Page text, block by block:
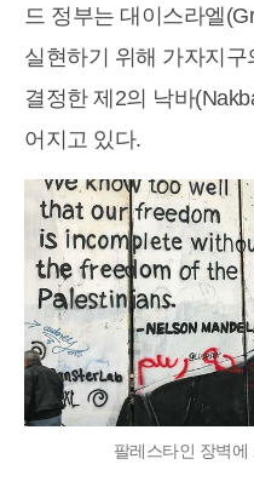
드 정부는 대이스라엘
실현하기 위해 가자지
결정한 제2의 낙바
어지고 있다.
팔레스타인 장벽